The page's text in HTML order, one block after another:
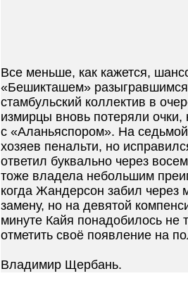
Все меньше, как кажется,
«Бешикташем»
стамбульский коллектив в
измирцы вновь потеряли
с «Аланьяспором». На
хозяев пенальти, но
ответил буквально через
тоже владела небольшим
когда Жандерсон забил через
замену, но на девятой
минуте Кайя понадобилось не
отметить своё появление на
Владимир Щербань.